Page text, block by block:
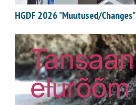
HGDF 2026 "Muutused/Changes"